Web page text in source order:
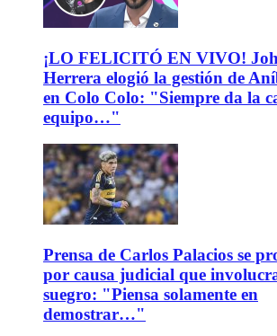
¡LO FELICITÓ EN VIVO!
Herrera elogió la gestión de
en Colo Colo: "Siempre da la
equipo…"
Prensa de Carlos Palacios se
por causa judicial que
suegro: "Piensa solamente en
demostrar…"